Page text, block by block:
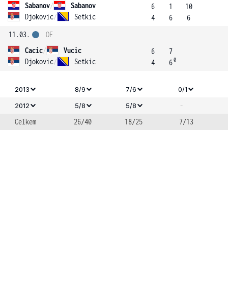
Sabanov/
Sabanov
Djokovic/ Setkic
6
4
1
6
10
6
11.03.
Cacic/
Vucic
Djokovic/ Setkic
OF
6
4
7
60
2013 8/9 7/6
0/1
2012
5/8 5/8
-
Celkem
26/40 18/25 7/13